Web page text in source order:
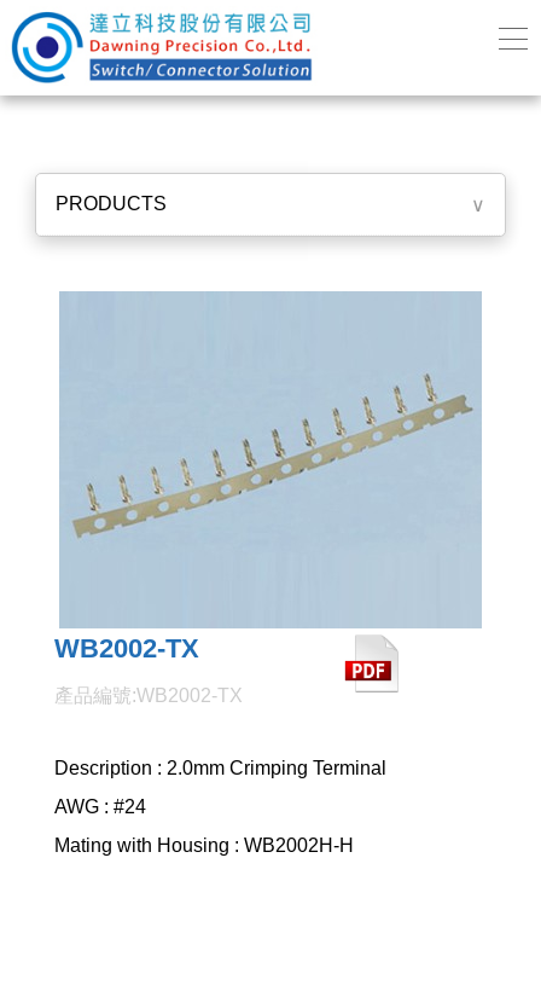
PRODUCTS ∨
WB2002-TX
產品編號:WB2002-TX
Description : 2.0mm Crimping Terminal
AWG : #24
Mating with Housing : WB2002H-H